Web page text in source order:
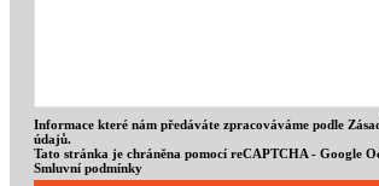
Informace které nám předáváte zpracováváme podle
údajů.
Tato stránka je chráněna pomocí reCAPTCHA - Google
Smluvní podmínky